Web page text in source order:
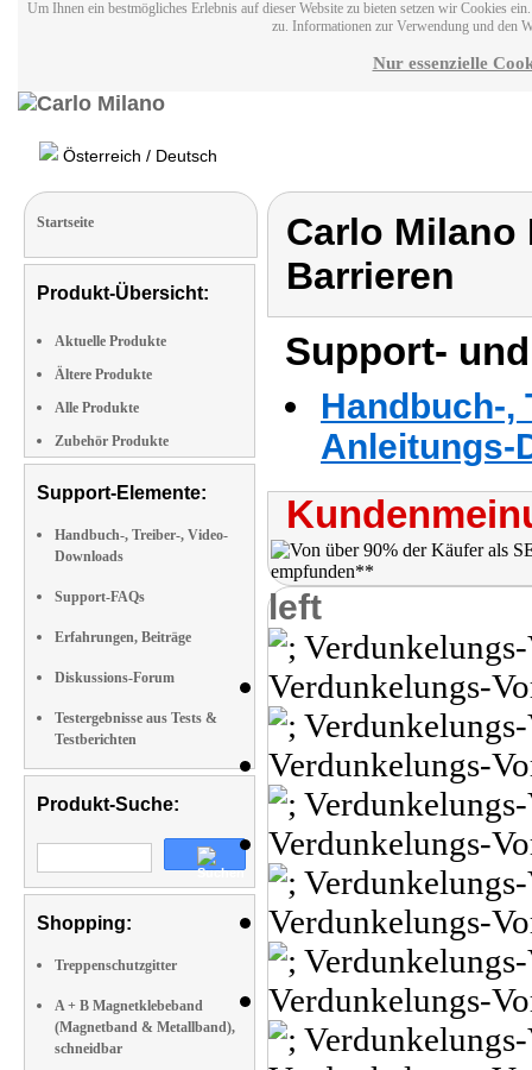
Um Ihnen ein bestmögliches Erlebnis auf dieser Website zu bieten setzen wir Cookies
zu. Informationen zur Verwendung und den
Nur essenzielle
Österreich / Deutsch
Startseite
Produkt-Übersicht:
Aktuelle Produkte
Ältere Produkte
Alle Produkte
Zubehör Produkte
Support-Elemente:
Handbuch-, Treiber-, Video-
Downloads
Support-FAQs
Erfahrungen, Beiträge
Diskussions-Forum
Testergebnisse aus Tests &
Testberichten
Produkt-Suche:
Shopping:
Treppenschutzgitter
A + B Magnetklebeband
(Magnetband & Metallband),
schneidbar
Carlo Milano
Barrieren
Support-
Handbuch-,
Anleitungs-
left